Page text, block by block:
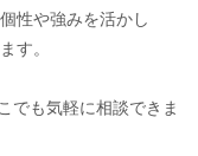
性や強みを活かし
す。
でも気軽に相談できま